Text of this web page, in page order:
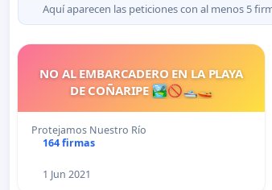
Aquí aparecen las peticiones con al menos 5
NO AL EMBARCADERO EN LA PLAYA
DE COÑARIPE 🏞🚫🛥🚤
Protejamos Nuestro Río
164 firmas
1 Jun 2021